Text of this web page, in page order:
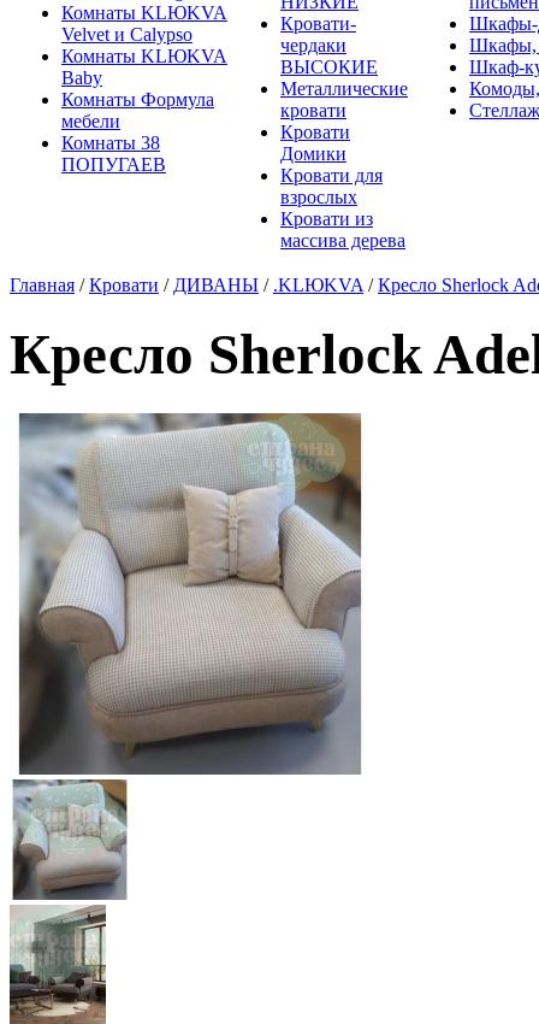
Комнаты KLЮKVA
Velvet и Calypso
Комнаты KLЮKVA
Baby
Комнаты Формула
мебели
Комнаты 38
ПОПУГАЕВ
Кровати-
чердаки
ВЫСОКИЕ
Металлические
кровати
Кровати
Домики
Кровати для
взрослых
Кровати из
массива дерева
Шкафы-
Шкафы,
Шкаф-
Главная /Кровати / ДИВАНЫ / .KLЮKVA /Кресло Sherlock
Кресло Sherlock